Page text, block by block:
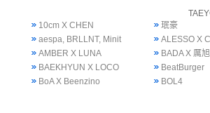
10cm X CHEN
珉豪
aespa, BRLLNT, Minit
ALESSO X
AMBER X LUNA
BADA X 厲旭
BAEKHYUN X LOCO
BeatBurger
BoA X Beenzino
BOL4